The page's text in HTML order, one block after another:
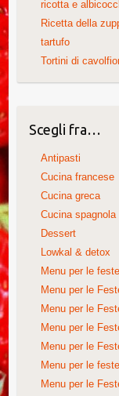
ricotta e
Ricetta della
tartufo
Tortini di
Scegli fra…
Antipasti
Cucina francese
Cucina greca
Cucina spagnola
Dessert
Lowkal & detox
Menu per le
Menu per le
Menu per le
Menu per le
Menu per le
Menu per le
Menu per le